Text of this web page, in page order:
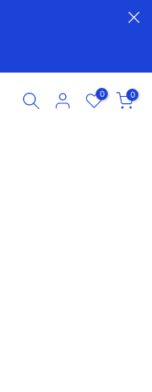
0 0